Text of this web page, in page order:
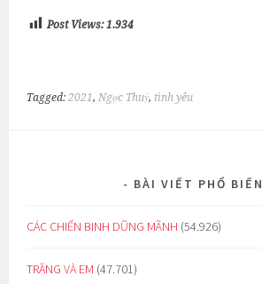
Post Views: 1.934
Tagged:2021,Ngọc Thuỷ, tình yêu
BÀI VIẾT PHỔ BIẾN
CÁC CHIẾN BINH DŨNG MÃNH (54.926)
TRĂNG VÀ EM (47.701)